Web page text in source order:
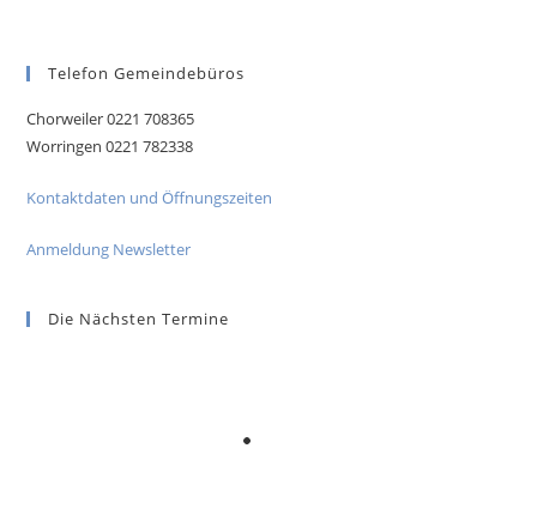
Telefon Gemeindebüros
Chorweiler 0221 708365
Worringen 0221 782338
Kontaktdaten und Öffnungszeiten
Anmeldung Newsletter
Die Nächsten Termine